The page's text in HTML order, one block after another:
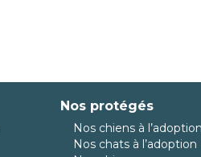
Nos protégés
Nos chiens à l’adoption
Nos chats à l’adoption